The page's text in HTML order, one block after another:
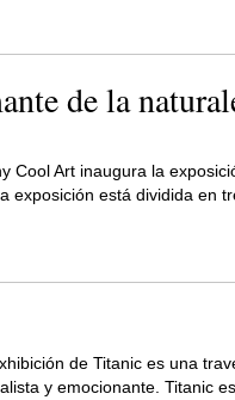
de la
Cool Art inaugura la
exposición está dividida en
de Titanic es una
y emocionante. Titanic